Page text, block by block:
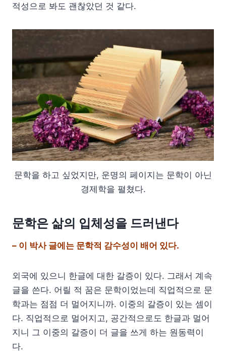
적성으로 봐도 괜찮았던 것 같다.
문학을 하고 싶었지만, 운명의 페이지는 문학이 아닌
경제학을 펼쳤다.
문학은 삶의 입체성을 드러낸다
– 이 박사 글에는 문학적 감수성이 배어 있다.
외국에 있으니 한글에 대한 갈증이 있다. 그래서 계속
글을 쓴다. 어릴 적 꿈은 문학이었는데 직업적으로 문
학과는 점점 더 멀어지니까. 이중의 갈증이 있는 셈이
다. 직업적으로 멀어지고, 공간적으로도 한글과 멀어
지니 그 이중의 갈증이 더 글을 쓰게 하는 원동력이
다.